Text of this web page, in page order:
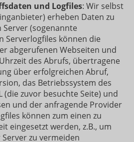
und Logfiles: Wir selbst
erheben Daten zu
(sogenannte
Serverlogfiles können die
abgerufenen Webseiten und
des Abrufs, übertragene
über erfolgreichen Abruf,
das Betriebssystem des
(die zuvor besuchte Seite) und
und der anfragende Provider
können zum einen zu
eingesetzt werden, z.B., um
zu vermeiden